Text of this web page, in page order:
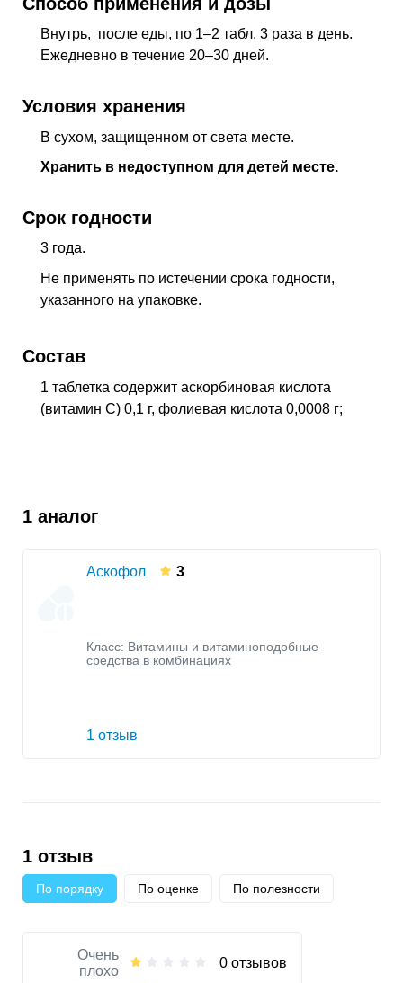
Внутрь, после еды, по 1–2 табл. 3 раза в день.
Ежедневно в течение 20–30 дней.
Условия хранения
В сухом, защищенном от света месте.
Хранить в недоступном для детей месте.
Срок годности
3 года.
Не применять по истечении срока годности,
указанного на упаковке.
Состав
1 таблетка содержит аскорбиновая кислота
(витамин С) 0,1 г, фолиевая кислота 0,0008 г;
1 аналог
Аскофол 3
Класс: Витамины и витаминоподобные
средства в комбинациях
1 отзыв
1 отзыв
По порядку По оценке По полезности
Очень
плохо
0 отзывов